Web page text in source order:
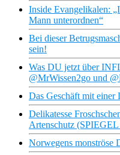
Inside Evangelikalen:
Mann unterordnen“
Bei dieser
sein!
Was DU jetzt über
@MrWissen2go und
Das Geschäft mit einer
Delikatesse
Artenschutz
Norwegens monströse